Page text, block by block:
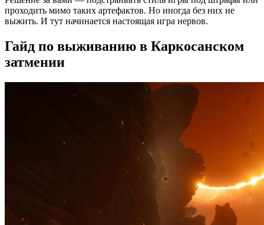
проходить мимо таких артефактов. Но иногда без них не
выжить. И тут начинается настоящая игра нервов.
Гайд по выживанию в Каркосанском
затмении